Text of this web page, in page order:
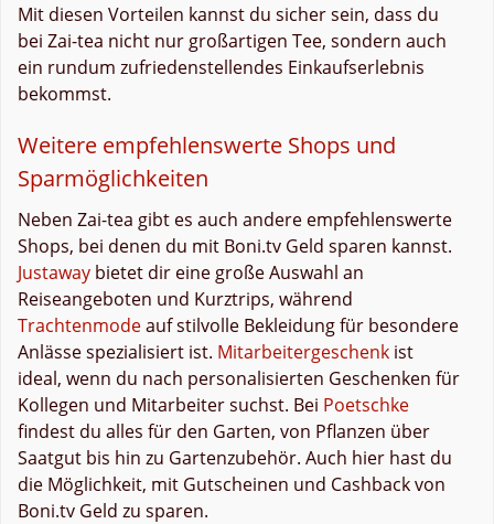
Mit diesen Vorteilen kannst du sicher sein, dass du
bei Zai-tea nicht nur großartigen Tee, sondern auch
ein rundum zufriedenstellendes Einkaufserlebnis
bekommst.
Weitere empfehlenswerte Shops und
Sparmöglichkeiten
Neben Zai-tea gibt es auch andere empfehlenswerte
Shops, bei denen du mit Boni.tv Geld sparen kannst.
Justaway bietet dir eine große Auswahl an
Reiseangeboten und Kurztrips, während
Trachtenmodeauf stilvolle Bekleidung für besondere
Anlässe spezialisiert ist. Mitarbeitergeschenk ist
ideal, wenn du nach personalisierten Geschenken für
Kollegen und Mitarbeiter suchst. Bei Poetschke
findest du alles für den Garten, von Pflanzen über
Saatgut bis hin zu Gartenzubehör. Auch hier hast du
die Möglichkeit, mit Gutscheinen und Cashback von
Boni.tv Geld zu sparen.